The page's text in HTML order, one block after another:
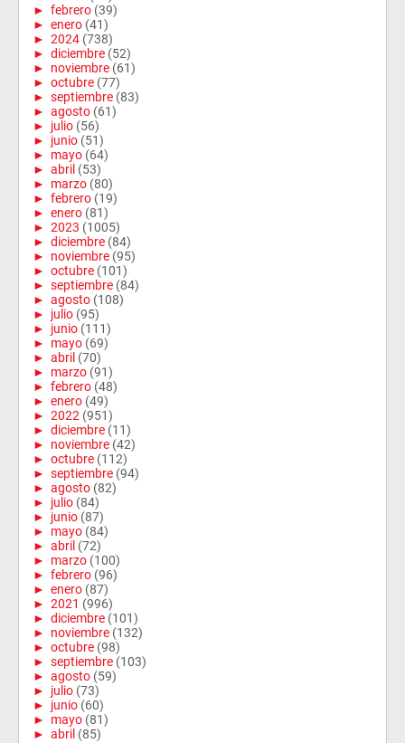
► febrero (39)
► enero (41)
► 2024 (738)
► diciembre (52)
► noviembre (61)
► octubre (77)
► septiembre (83)
► agosto (61)
► julio (56)
► junio (51)
► mayo (64)
► abril (53)
► marzo (80)
► febrero (19)
► enero (81)
► 2023 (1005)
► diciembre (84)
► noviembre (95)
► octubre (101)
► septiembre (84)
► agosto (108)
► julio (95)
► junio (111)
► mayo (69)
► abril (70)
► marzo (91)
► febrero (48)
► enero (49)
► 2022 (951)
► diciembre (11)
► noviembre (42)
► octubre (112)
► septiembre (94)
► agosto (82)
► julio (84)
► junio (87)
► mayo (84)
► abril (72)
► marzo (100)
► febrero (96)
► enero (87)
► 2021 (996)
► diciembre (101)
► noviembre (132)
► octubre (98)
► septiembre (103)
► agosto (59)
► julio (73)
► junio (60)
► mayo (81)
► abril (85)